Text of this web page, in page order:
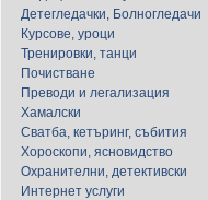
Детегледачки, Болногледачи
Курсове, уроци
Тренировки, танци
Почистване
Преводи и легализация
Хамалски
Сватба, кетъринг, събития
Хороскопи, ясновидство
Охранителни, детективски
Интернет услуги